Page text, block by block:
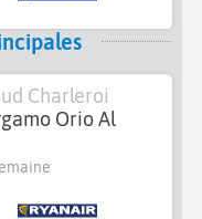
Charleroi
Orio Al